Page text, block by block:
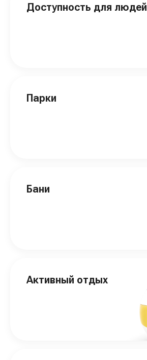
Доступность для людей
Парки
Бани
Активный отдых